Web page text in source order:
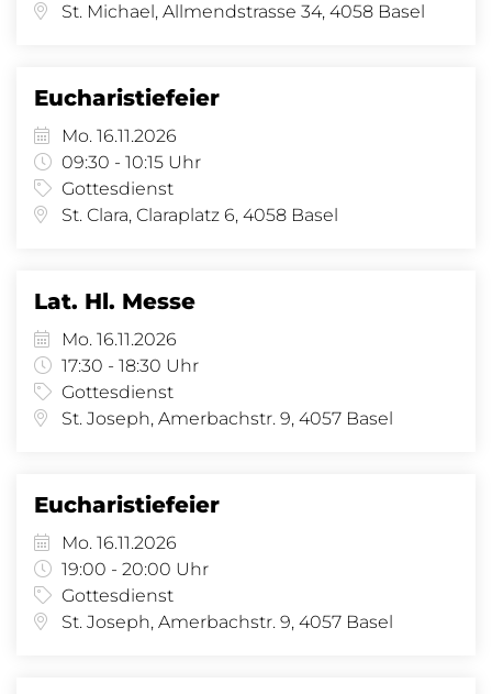
St. Michael, Allmendstrasse 34, 4058 Basel
Eucharistiefeier
Mo. 16.11.2026
09:30 - 10:15 Uhr
Gottesdienst
St. Clara, Claraplatz 6, 4058 Basel
Lat. Hl. Messe
Mo. 16.11.2026
17:30 - 18:30 Uhr
Gottesdienst
St. Joseph, Amerbachstr. 9, 4057 Basel
Eucharistiefeier
Mo. 16.11.2026
19:00 - 20:00 Uhr
Gottesdienst
St. Joseph, Amerbachstr. 9, 4057 Basel